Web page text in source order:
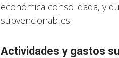
económica consolidada, y
subvencionables
Actividades y gastos